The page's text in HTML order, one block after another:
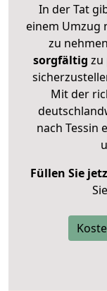
In der Tat
einem Umzug
zu
sorgfältig zu
Mit der
nach
Füllen Sie